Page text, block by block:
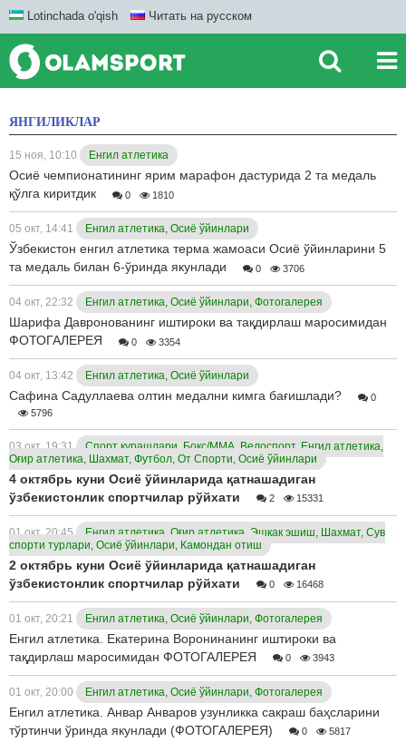
Lotinchada o'qish Читать на русском
ЯНГИЛИКЛАР
15 ноя, 10:10 Енгил атлетика
Осиё чемпионатининг ярим марафон дастурида 2 та медаль
қўлга киритдик
0 1810
05 окт, 14:41 Енгил атлетика, Осиё ўйинлари
Ўзбекистон енгил атлетика терма жамоаси Осиё ўйинларини 5
та медаль билан 6-ўринда якунлади
0 3706
04 окт, 22:32 Енгил атлетика, Осиё ўйинлари, Фотогалерея
Шарифа Давронованинг иштироки ва тақдирлаш маросимидан
ФОТОГАЛЕРЕЯ
0 3354
04 окт, 13:42 Енгил атлетика, Осиё ўйинлари
Сафина Садуллаева олтин медални кимга бағишлади?
0
5796
03 окт, 19:31
Спорт курашлари, Бокс/ММА, Велоспорт, Енгил атлетика,
Оғир атлетика, Шахмат, Футбол, От Спорти, Осиё ўйинлари
4 октябрь куни Осиё ўйинларида қатнашадиган
ўзбекистонлик спортчилар рўйхати
2 15331
01 окт, 20:45
Енгил атлетика, Оғир атлетика, Эшкак эшиш, Шахмат, Сув
спорти турлари, Осиё ўйинлари, Камондан отиш
2 октябрь куни Осиё ўйинларида қатнашадиган
ўзбекистонлик спортчилар рўйхати
0 16468
01 окт, 20:21 Енгил атлетика, Осиё ўйинлари, Фотогалерея
Енгил атлетика. Екатерина Воронинанинг иштироки ва
тақдирлаш маросимидан ФОТОГАЛЕРЕЯ
0 3943
01 окт, 20:00 Енгил атлетика, Осиё ўйинлари, Фотогалерея
Енгил атлетика. Анвар Анваров узунликка сакраш баҳсларини
тўртинчи ўринда якунлади (ФОТОГАЛЕРЕЯ)
0 5817